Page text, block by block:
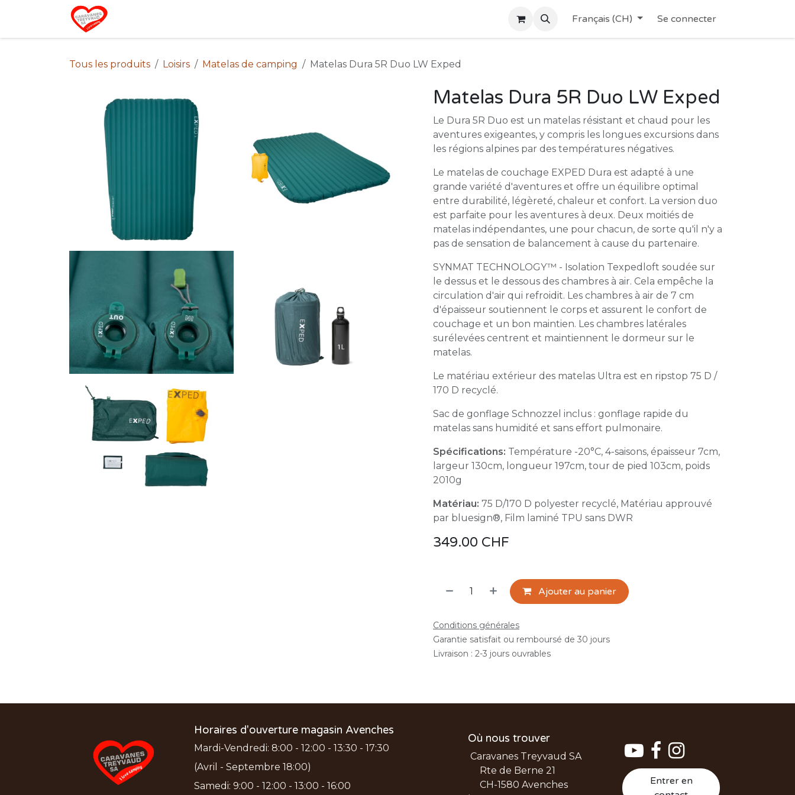
Se rendre au contenu
Français (CH) Se connecter
Tous les produits Loisirs Matelas de camping Matelas Dura 5R Duo LW Exped
Matelas Dura 5R Duo LW Exped
Le Dura 5R Duo est un matelas résistant et chaud pour les
aventures exigeantes, y compris les longues excursions dans
les régions alpines par des températures négatives.
Le matelas de couchage EXPED Dura est adapté à une
grande variété d'aventures et offre un équilibre optimal
entre durabilité, légèreté, chaleur et confort. La version duo
est parfaite pour les aventures à deux. Deux moitiés de
matelas indépendantes, une pour chacun, de sorte qu'il n'y a
pas de sensation de balancement à cause du partenaire.
SYNMAT TECHNOLOGY™ - Isolation Texpedloft soudée sur
le dessus et le dessous des chambres à air. Cela empêche la
circulation d'air qui refroidit. Les chambres à air de 7 cm
d'épaisseur soutiennent le corps et assurent le confort de
couchage et un bon maintien. Les chambres latérales
surélevées centrent et maintiennent le dormeur sur le
matelas.
Le matériau extérieur des matelas Ultra est en ripstop 75 D /
170 D recyclé.
Sac de gonflage Schnozzel inclus : gonflage rapide du
matelas sans humidité et sans effort pulmonaire.
Spécifications: Température -20°C, 4-saisons, épaisseur 7cm,
largeur 130cm, longueur 197cm, tour de pied 103cm, poids
2010g
Matériau: 75 D/170 D polyester recyclé, Matériau approuvé
par bluesign®, Film laminé TPU sans DWR
349.00 CHF
Ajouter au panier
Conditions générales
Garantie satisfait ou remboursé de 30 jours
Livraison : 2-3 jours ouvrables
Entrer en
Horaires d'ouverture magasin Avenches
Mardi-Vendredi: 8:00 - 12:00 - 13:30 - 17:30
(Avril - Septembre 18:00)
Samedi: 9:00 - 12:00 - 13:00 - 16:00
Où nous trouver
Caravanes Treyvaud SA
Rte de Berne 21
CH-1580 Avenches